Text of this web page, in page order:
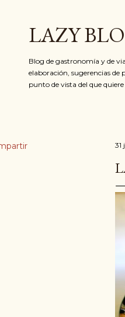
LAZY
Blog de gastronomía y de
elaboración, sugerencias de
punto de vista del que
31